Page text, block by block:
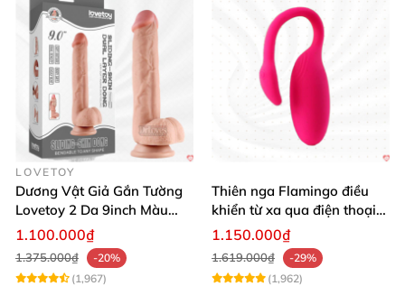
LOVETOY
Dương Vật Giả Gắn Tường
Lovetoy 2 Da 9inch Màu
Flesh Hàng Chính Hãng
1.100.000₫
1.375.000₫
-20%
(1,967)
Thiên nga Flamingo điều
khiển từ xa qua điện thoại
cực dễ dàng
1.150.000₫
1.619.000₫
-29%
(1,962)